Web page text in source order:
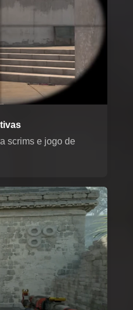
scrims e jogo de